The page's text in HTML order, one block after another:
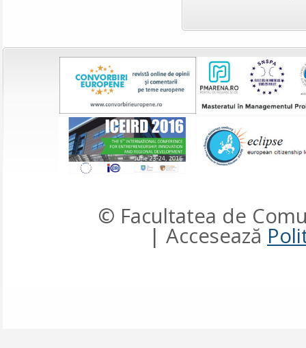
© Facultatea de
| Accesează